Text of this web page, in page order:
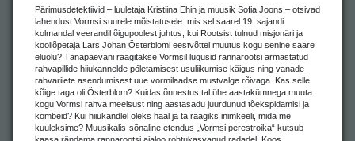
Pärimusdetektiivid – luuletaja Kristiina Ehin ja muusik Sofia Joons – otsivad
lahendust Vormsi suurele mõistatusele: mis sel saarel 19. sajandi
kolmandal veerandil õigupoolest juhtus, kui Rootsist tulnud misjonäri ja
kooliõpetaja Lars Johan Österblomi eestvõttel muutus kogu senine saare
eluolu? Tänapäevani räägitakse Vormsil lugusid rannarootsi armastatud
rahvapillide hiiukannelde põletamisest usuliikumise käigus ning vanade
rahvariiete asendumisest uue vormilaadse mustvalge rõivaga. Kas selle
kõige taga oli Österblom? Kuidas õnnestus tal ühe aastakümnega muuta
kogu Vormsi rahva meelsust ning aastasadu juurdunud tõekspidamisi ja
kombeid? Kui hiiukandlel oleks hääl ja ta räägiks inimkeeli, mida me
kuuleksime? Muusikalis-sõnaline etendus „Vormsi perestroika“ kutsub
kaasa rändama rannarootsi ajaloo rohtukasvanud radadel. Koos